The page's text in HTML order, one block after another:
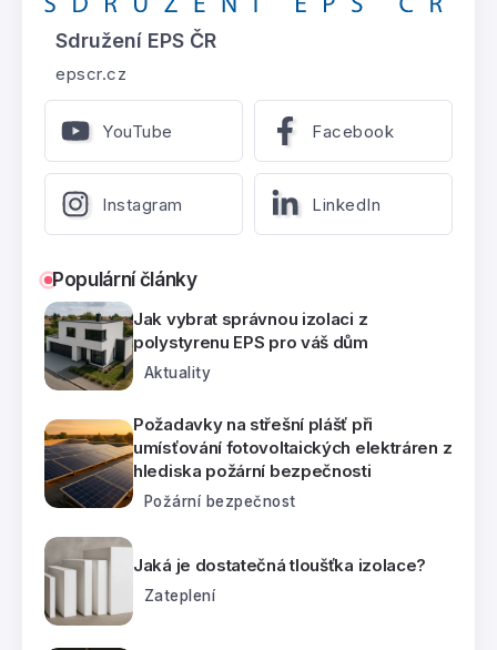
Sdružení EPS ČR
epscr.cz
YouTube Facebook
Instagram LinkedIn
Populární články
Jak vybrat správnou izolaci z
polystyrenu EPS pro váš dům
Aktuality
Požadavky na střešní plášť při
umísťování fotovoltaických elektráren z
hlediska požární bezpečnosti
Požární bezpečnost
Jaká je dostatečná tloušťka izolace?
Zateplení